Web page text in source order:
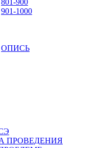
801-900
901-1000
ОПИСЬ
ПРОВЕДЕНИЯ